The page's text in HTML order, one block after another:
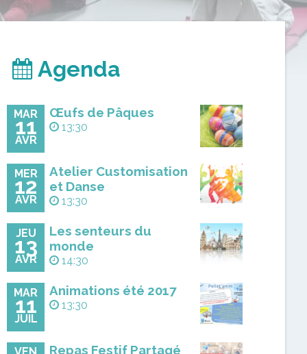
Agenda
MAR
11
AVR
Œufs de Pâques
13:30
MER
12
AVR
Atelier Customisation
et Danse
13:30
JEU
13
AVR
Les senteurs du
monde
14:30
MAR
11
JUIL
Animations été 2017
13:30
Repas Festif Partagé